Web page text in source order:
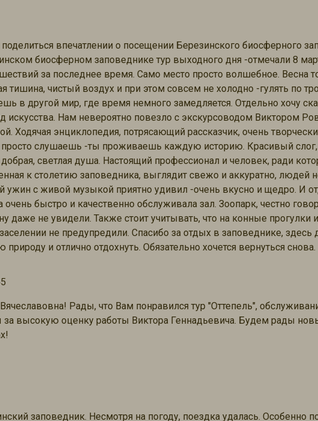
впечатлении о посещении Березинского биосферного
биосферном заповеднике тур выходного дня -отмечали 8
за последнее время. Само место просто волшебное. Весна
тишина, чистый воздух и при этом совсем не холодно -гулять по
в другой мир, где время немного замедляется. Отдельно хочу
искусства. Нам невероятно повезло с экскурсоводом Виктором
Ходячая энциклопедия, потрясающий рассказчик, очень
просто слушаешь -ты проживаешь каждую историю. Красивый
светлая душа. Настоящий профессионал и человек, ради
к столетию заповедника, выглядит свежо и аккуратно, людей
с живой музыкой приятно удивил -очень вкусно и щедро. И
очень быстро и качественно обслуживала зал. Зоопарк, честно
даже не увидели. Также стоит учитывать, что на конные прогулки
не предупредили. Спасибо за отдых в заповеднике,
и отлично отдохнуть. Обязательно хочется вернуться снова.
Рады, что Вам понравился тур "Оттепель",
за высокую оценку работы Виктора Геннадьевича. Будем рады
заповедник. Несмотря на погоду, поездка удалась. Особенно